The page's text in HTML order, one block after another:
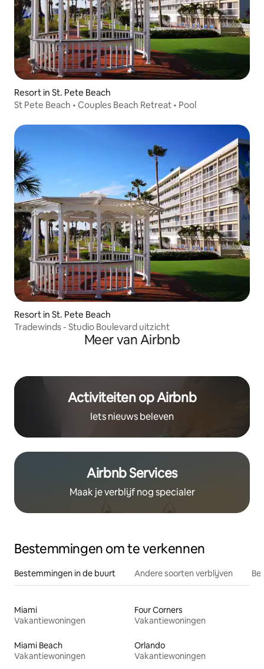
Resort in St. Pete Beach
St Pete Beach • Couples Beach Retreat • Pool
Resort in St. Pete Beach
Tradewinds - Studio Boulevard uitzicht
Meer van Airbnb
Activiteiten op Airbnb
Iets nieuws beleven
Airbnb Services
Maak je verblijf nog specialer
Bestemmingen om te verkennen
Bestemmingen in de buurt Andere soorten verblijven
Miami
Vakantiewoningen
Four Corners
Vakantiewoningen
Miami Beach
Vakantiewoningen
Orlando
Vakantiewoningen